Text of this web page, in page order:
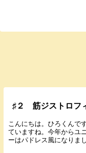
♯２ 筋ジストロフ
こんにちは。ひろくんで
ていますね。今年からユ
ーはパドレス風になりま